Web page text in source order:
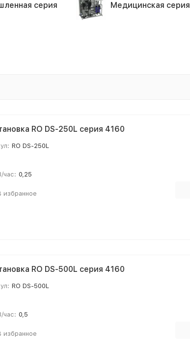
серия Медицинская серия
RO DS-250L серия 4160
RO DS-250L
час: 0,25
избранное
RO DS-500L серия 4160
RO DS-500L
час: 0,5
избранное